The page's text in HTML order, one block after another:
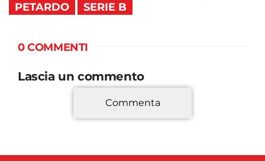
PETARDO
SERIE B
0 COMMENTI
Lascia un commento
*
Commenta